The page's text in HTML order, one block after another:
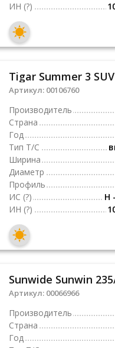
ИН (?)
Tigar Summer 3
Артикул: 00106760
Производитель
Страна
Год
Тип Т/С
Ширина
Диаметр
Профиль
ИС (?)
H
ИН (?)
Sunwide Sunwin
Артикул: 00066966
Производитель
Страна
Год